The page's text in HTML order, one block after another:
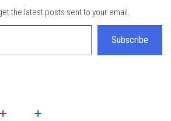
the latest posts sent to your email.
Subscribe